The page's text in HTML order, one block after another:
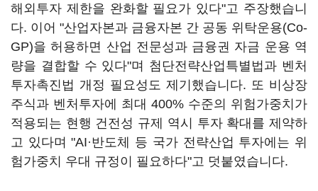
해외투자 제한을 완화할 필요가 있다"고 주장했습니
다. 이어 "산업자본과 금융자본 간 공동 위탁운용(Co-
GP)을 허용하면 산업 전문성과 금융권 자금 운용 역
량을 결합할 수 있다"며 첨단전략산업특별법과 벤처
투자촉진법 개정 필요성도 제기했습니다. 또 비상장
주식과 벤처투자에 최대 400% 수준의 위험가중치가
적용되는 현행 건전성 규제 역시 투자 확대를 제약하
고 있다며 "AI·반도체 등 국가 전략산업 투자에는 위
험가중치 우대 규정이 필요하다"고 덧붙였습니다.